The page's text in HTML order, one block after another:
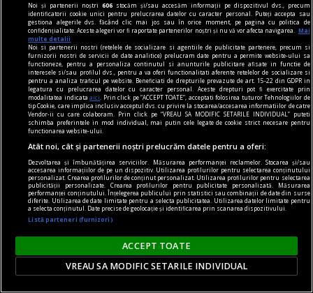
centenar - eugen barbu
Groapa, cazul și centenarul
Eugen Barbu (20 februarie 1924 – 7 septembrie
1993) este, probabil, cel mai detestabil și mai
controversat scriitor român din postbelicul
literar românesc.
Marius CHIVU
Noi și partenerii noștri606 stocăm și/sau accesăm informații pe dispozitivul dvs., precum
identificatorii cookie unici pentru prelucrarea datelor cu caracter personal. Puteți accepta sau
gestiona alegerile dvs. făcând clic mai jos sau în orice moment, pe pagina cu politica de
confidențialitate. Aceste alegeri vor fi raportate partenerilor noștri și nu vă vor afecta navigarea.
Mai
multe detalii
Noi si partenerii nostri (retelele de socializare si agentiile de publicitate partenere, precum si
furnizorii nostri de servicii de date analitice) prelucram date pentru a permite website-ului sa
functioneze, pentru a personaliza continutul si anunturile publicitare afisate in functie de
interesele si/sau profilul dvs., pentru a va oferi functionalitati aferente retelelor de socializare si
pentru a analiza traficul pe website. Beneficiati de drepturile prevazute de art. 15-22 din GDPR in
legatura cu prelucrarea datelor cu caracter personal. Aceste drepturi pot fi exercitate prin
modalitatea indicataaici
. Prin click pe “ACCEPT TOATE”, acceptati folosirea tuturor Tehnologiilor de
tip Cookie, care implica inclusiv acceptul dvs. cu privire la stocarea/accesarea informatiilor de catre
Vendor-ii cu care colaboram. Prin click pe “VREAU SA MODIFIC SETARILE INDIVIDUAL” puteti
schimba preferintele in mod individual, mai putin cele legate de cookie strict necesare pentru
functionarea website-ului.
Atât noi, cât și partenerii noștri prelucrăm datele pentru a oferi:
Dezvoltarea și îmbunătățirea serviciilor. Măsurarea performanței reclamelor. Stocarea și/sau
accesarea informațiilor de pe un dispozitiv. Utilizarea profilurilor pentru selectarea conținutului
personalizat. Crearea profilurilor de conținut personalizat. Utilizarea profilurilor pentru selectarea
publicității personalizate. Crearea profilurilor pentru publicitate personalizată. Măsurarea
performanței conținutului. Înțelegerea publicului prin statistici sau combinații de date din surse
diferite. Utilizarea de date limitate pentru a selecta publicitatea. Utilizarea datelor limitate pentru
a selecta conținutul. Date precise de geolocație și identificarea prin scanarea dispozitivului.
Listă parteneri (furnizori)
ACCEPT TOATE
VREAU SA MODIFIC SETARILE INDIVIDUAL